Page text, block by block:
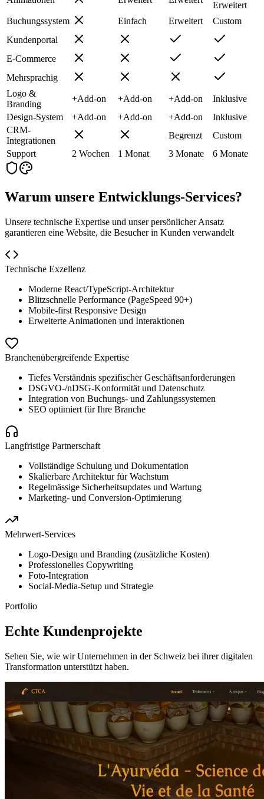
Erweitert
Buchungssystem
Einfach Erweitert
Custom
Kundenportal
E-Commerce
Mehrsprachig
Logo &
Branding
+Add-on +Add-on +Add-on
Inklusive
Design-System
+Add-on +Add-on +Add-on
Inklusive
CRM-
Integrationen
Begrenzt
Custom
Support
2 Wochen 1 Monat 3 Monate 6 Monate
Warum unsere Entwicklungs-Services?
Unsere technische Expertise und unser persönlicher Ansatz
garantieren eine Website, die Besucher in Kunden verwandelt
Technische Exzellenz
Moderne React/TypeScript-Architektur
Blitzschnelle Performance (PageSpeed 90+)
Mobile-first Responsive Design
Erweiterte Animationen und Interaktionen
Branchenübergreifende Expertise
Tiefes Verständnis spezifischer Geschäftsanforderungen
DSGVO-/nDSG-Konformität und Datenschutz
Integration von Buchungs- und Zahlungssystemen
SEO optimiert für Ihre Branche
Langfristige Partnerschaft
Vollständige Schulung und Dokumentation
Skalierbare Architektur für Wachstum
Regelmässige Sicherheitsupdates und Wartung
Marketing- und Conversion-Optimierung
Mehrwert-Services
Logo-Design und Branding (zusätzliche Kosten)
Professionelles Copywriting
Foto-Integration
Social-Media-Setup und Strategie
Portfolio
Echte Kundenprojekte
Sehen Sie, wie wir Unternehmen in der Schweiz bei ihrer digitalen
Transformation unterstützt haben.